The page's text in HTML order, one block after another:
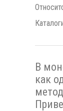
В
как